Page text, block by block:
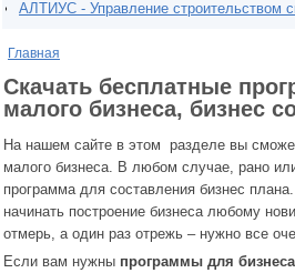
АЛТИУС - Управление строительством
Главная
Скачать бесплатные
малого бизнеса, бизнес
На нашем сайте в этом разделе вы
малого бизнеса. В любом случае, рано
программа для составления бизнес
начинать построение бизнеса любому
отмерь, а один раз отрежь – нужно все
Если вам нужны программы для бизнеса